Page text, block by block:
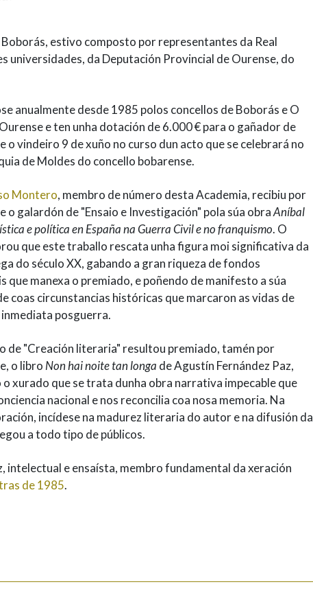
estivo composto por representantes da Real
universidades, da Deputación Provincial de Ourense, do
anualmente desde 1985 polos concellos de Boborás e O
e ten unha dotación de 6.000 € para o gañador de
vindeiro 9 de xuño no curso dun acto que se celebrará no
de Moldes do concello bobarense.
Montero, membro de número desta Academia, recibiu por
o galardón de "Ensaio e Investigación" pola súa obraAníbal
e política en España na Guerra Civil e no franquismo. O
que este traballo rescata unha figura moi significativa da
do século XX, gabando a gran riqueza de fondos
que manexa o premiado, e poñendo de manifesto a súa
coas circunstancias históricas que marcaron as vidas de
posguerra.
de "Creación literaria" resultou premiado, tamén por
o libro Non hai noite tan longa de Agustín Fernández Paz,
xurado que se trata dunha obra narrativa impecable que
nacional e nos reconcilia coa nosa memoria. Na
incídese na madurez literaria do autor e na difusión da
a todo tipo de públicos.
intelectual e ensaísta, membro fundamental da xeración
de 1985.